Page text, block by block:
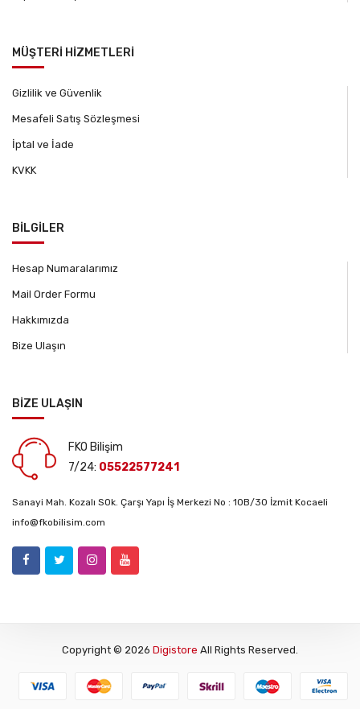
MÜŞTERİ HİZMETLERİ
Gizlilik ve Güvenlik
Mesafeli Satış Sözleşmesi
İptal ve İade
KVKK
BİLGİLER
Hesap Numaralarımız
Mail Order Formu
Hakkımızda
Bize Ulaşın
BİZE ULAŞIN
FKO Bilişim
7/24: 05522577241
Sanayi Mah. Kozalı SOk. Çarşı Yapı İş Merkezi No : 10B/30 İzmit Kocaeli
info@fkobilisim.com
Copyright © 2026 Digistore All Rights Reserved.